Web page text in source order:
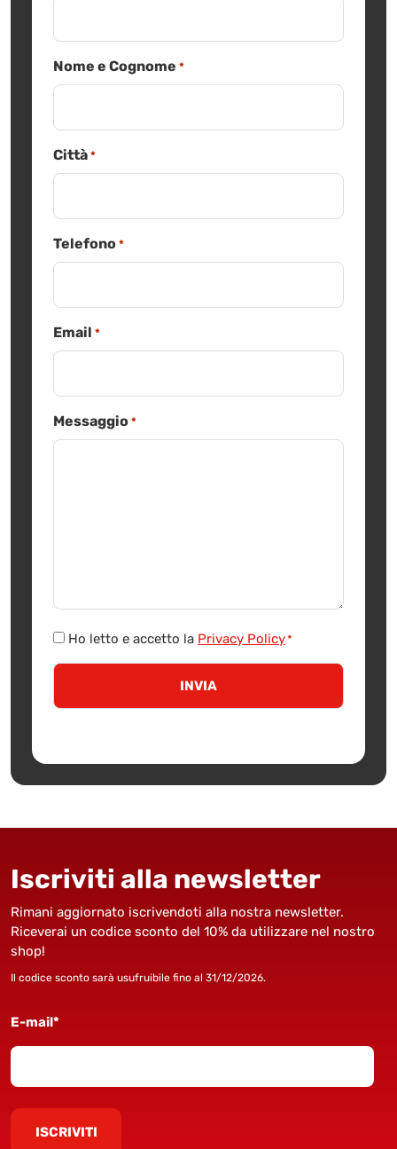
Nome e Cognome *
Città *
Telefono *
Email *
Messaggio *
Consenso
*
Ho letto e accetto la Privacy Policy*
Iscriviti alla newsletter
Rimani aggiornato iscrivendoti alla nostra newsletter.
Riceverai un codice sconto del 10% da utilizzare nel nostro
shop!
Il codice sconto sarà usufruibile fino al 31/12/2026.
E-mail*
ISCRIVITI